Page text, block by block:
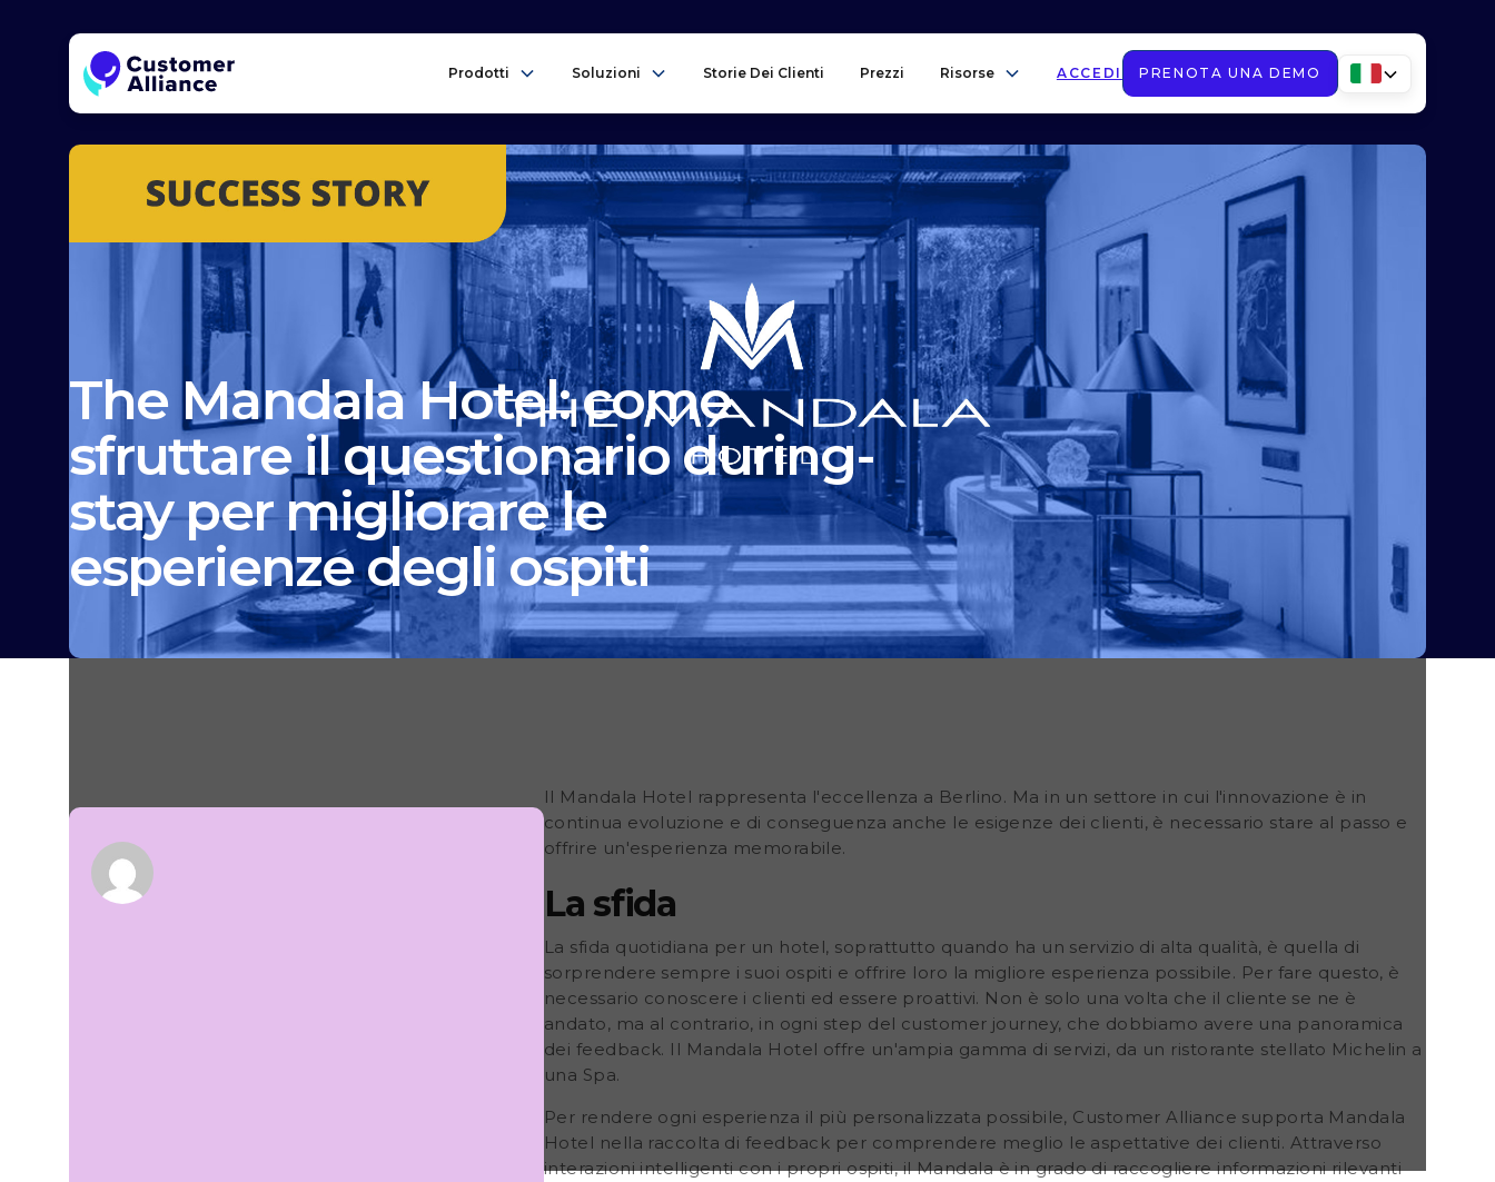
Prodotti Soluzioni Storie Dei Clienti Prezzi Risorse ACCEDI PRENOTA UNA DEMO
The Mandala Hotel: come
sfruttare il questionario during-
stay per migliorare le
esperienze degli ospiti
Il Mandala Hotel rappresenta l'eccellenza a Berlino. Ma in un settore in cui l'innovazione è in
continua evoluzione e di conseguenza anche le esigenze dei clienti, è necessario stare al passo e
offrire un'esperienza memorabile.
La sfida
La sfida quotidiana per un hotel, soprattutto quando ha un servizio di alta qualità, è quella di
sorprendere sempre i suoi ospiti e offrire loro la migliore esperienza possibile. Per fare questo, è
necessario conoscere i clienti ed essere proattivi. Non è solo una volta che il cliente se ne è
andato, ma al contrario, in ogni step del customer journey, che dobbiamo avere una panoramica
dei feedback. Il Mandala Hotel offre un'ampia gamma di servizi, da un ristorante stellato Michelin a
una Spa.
Per rendere ogni esperienza il più personalizzata possibile, Customer Alliance supporta Mandala
Hotel nella raccolta di feedback per comprendere meglio le aspettative dei clienti. Attraverso
interazioni intelligenti con i propri ospiti, il Mandala è in grado di raccogliere informazioni rilevanti